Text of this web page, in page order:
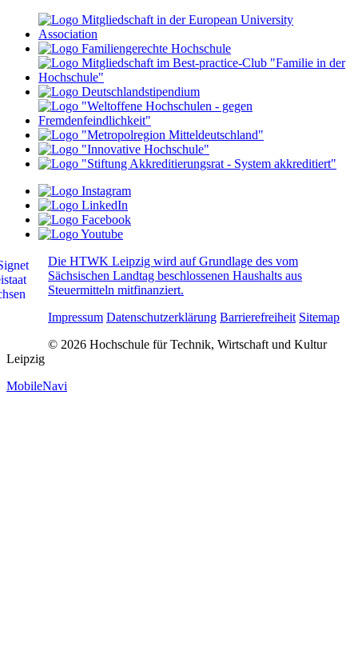
Die HTWK Leipzig wird auf Grundlage des vom
Sächsischen Landtag beschlossenen Haushalts aus
Steuermitteln mitfinanziert.
Impressum Datenschutzerklärung Barrierefreiheit Sitemap
© 2026 Hochschule für Technik, Wirtschaft und Kultur
Leipzig
MobileNavi